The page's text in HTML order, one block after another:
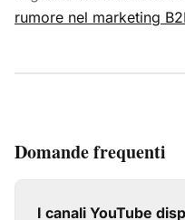
rumore nel marketing
Domande frequenti
I canali YouTube